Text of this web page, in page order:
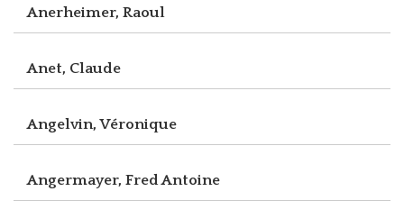
Anerheimer, Raoul
Anet, Claude
Angelvin, Véronique
Angermayer, Fred Antoine